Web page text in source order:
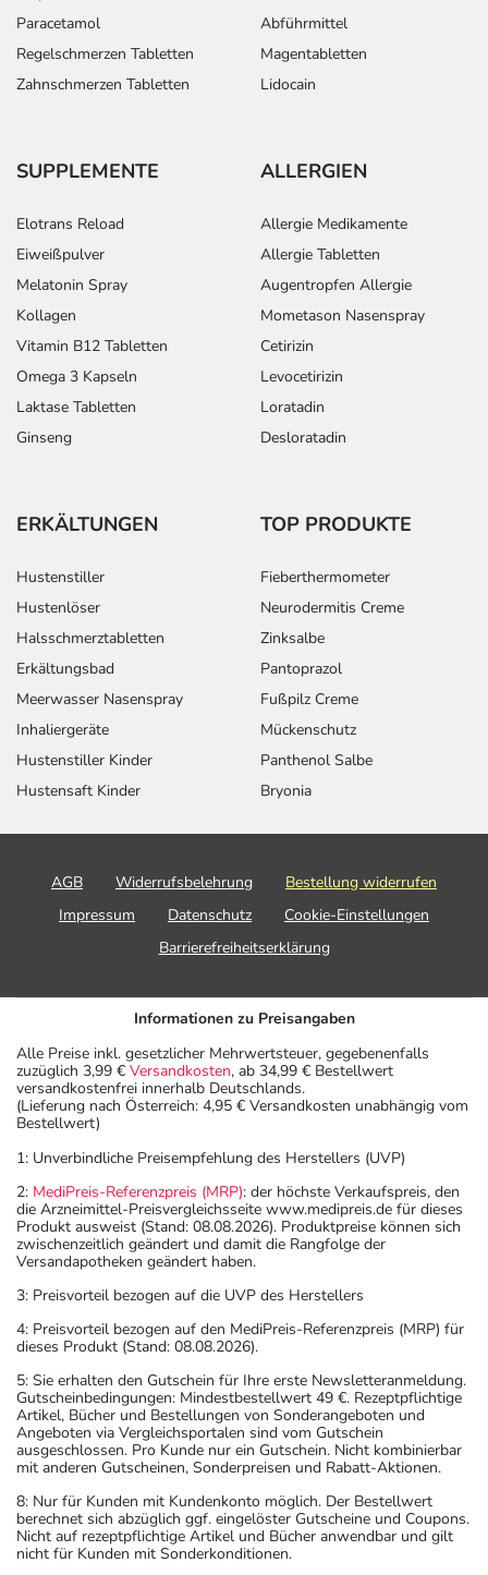
Paracetamol
Regelschmerzen Tabletten
Zahnschmerzen Tabletten
Abführmittel
Magentabletten
Lidocain
SUPPLEMENTE
Elotrans Reload
Eiweißpulver
Melatonin Spray
Kollagen
Vitamin B12 Tabletten
Omega 3 Kapseln
Laktase Tabletten
Ginseng
ALLERGIEN
Allergie Medikamente
Allergie Tabletten
Augentropfen Allergie
Mometason Nasenspray
Cetirizin
Levocetirizin
Loratadin
Desloratadin
ERKÄLTUNGEN
Hustenstiller
Hustenlöser
Halsschmerztabletten
Erkältungsbad
Meerwasser Nasenspray
Inhaliergeräte
Hustenstiller Kinder
Hustensaft Kinder
TOP PRODUKTE
Fieberthermometer
Neurodermitis Creme
Zinksalbe
Pantoprazol
Fußpilz Creme
Mückenschutz
Panthenol Salbe
Bryonia
AGB Widerrufsbelehrung
Bestellung widerrufen
Impressum
Datenschutz
Cookie-Einstellungen
Barrierefreiheitserklärung
Informationen zu Preisangaben
Alle Preise inkl. gesetzlicher Mehrwertsteuer, gegebenenfalls
zuzüglich 3,99 € Versandkosten, ab 34,99 € Bestellwert
versandkostenfrei innerhalb Deutschlands.
(Lieferung nach Österreich: 4,95 € Versandkosten unabhängig vom
Bestellwert)
1: Unverbindliche Preisempfehlung des Herstellers (UVP)
2: MediPreis-Referenzpreis (MRP): der höchste Verkaufspreis, den
die Arzneimittel-Preisvergleichsseite www.medipreis.de für dieses
Produkt ausweist (Stand: 08.08.2026). Produktpreise können sich
zwischenzeitlich geändert und damit die Rangfolge der
Versandapotheken geändert haben.
3: Preisvorteil bezogen auf die UVP des Herstellers
4: Preisvorteil bezogen auf den MediPreis-Referenzpreis (MRP) für
dieses Produkt (Stand: 08.08.2026).
5: Sie erhalten den Gutschein für Ihre erste Newsletteranmeldung.
Gutscheinbedingungen: Mindestbestellwert 49 €. Rezeptpflichtige
Artikel, Bücher und Bestellungen von Sonderangeboten und
Angeboten via Vergleichsportalen sind vom Gutschein
ausgeschlossen. Pro Kunde nur ein Gutschein. Nicht kombinierbar
mit anderen Gutscheinen, Sonderpreisen und Rabatt-Aktionen.
8: Nur für Kunden mit Kundenkonto möglich. Der Bestellwert
berechnet sich abzüglich ggf. eingelöster Gutscheine und Coupons.
Nicht auf rezeptpflichtige Artikel und Bücher anwendbar und gilt
nicht für Kunden mit Sonderkonditionen.